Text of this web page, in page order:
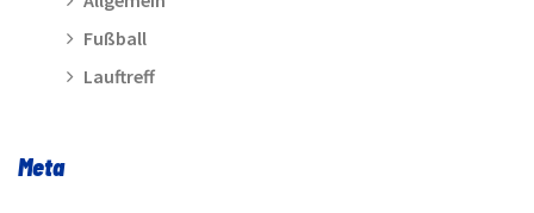
Fußball
Lauftreff
Meta